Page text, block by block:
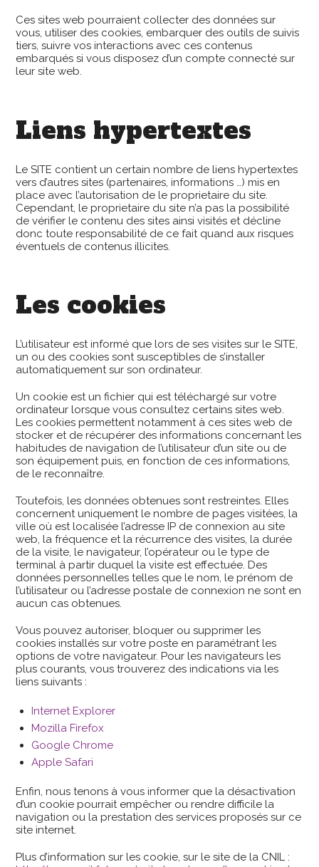
Ces sites web pourraient collecter des données sur
vous, utiliser des cookies, embarquer des outils de suivis
tiers, suivre vos interactions avec ces contenus
embarqués si vous disposez d’un compte connecté sur
leur site web.
Liens hypertextes
Le SITE contient un certain nombre de liens hypertextes
vers d’autres sites (partenaires, informations …) mis en
place avec l’autorisation de le proprietaire du site.
Cependant, le proprietaire du site n’a pas la possibilité
de vérifier le contenu des sites ainsi visités et décline
donc toute responsabilité de ce fait quand aux risques
éventuels de contenus illicites.
Les cookies
L’utilisateur est informé que lors de ses visites sur le SITE,
un ou des cookies sont susceptibles de s’installer
automatiquement sur son ordinateur.
Un cookie est un fichier qui est téléchargé sur votre
ordinateur lorsque vous consultez certains sites web.
Les cookies permettent notamment à ces sites web de
stocker et de récupérer des informations concernant les
habitudes de navigation de l’utilisateur d’un site ou de
son équipement puis, en fonction de ces informations,
de le reconnaître.
Toutefois, les données obtenues sont restreintes. Elles
concernent uniquement le nombre de pages visitées, la
ville où est localisée l’adresse IP de connexion au site
web, la fréquence et la récurrence des visites, la durée
de la visite, le navigateur, l’opérateur ou le type de
terminal à partir duquel la visite est effectuée. Des
données personnelles telles que le nom, le prénom de
l’utilisateur ou l’adresse postale de connexion ne sont en
aucun cas obtenues.
Vous pouvez autoriser, bloquer ou supprimer les
cookies installés sur votre poste en paramétrant les
options de votre navigateur. Pour les navigateurs les
plus courants, vous trouverez des indications via les
liens suivants :
Internet Explorer
Mozilla Firefox
Google Chrome
Apple Safari
Enfin, nous tenons à vous informer que la désactivation
d’un cookie pourrait empêcher ou rendre difficile la
navigation ou la prestation des services proposés sur ce
site internet.
Plus d’information sur les cookie, sur le site de la CNIL :